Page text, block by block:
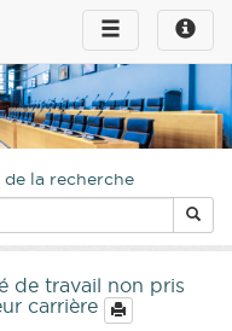
Toggle
infos
Toggle
navigation
la recherche
de travail non pris
carrière